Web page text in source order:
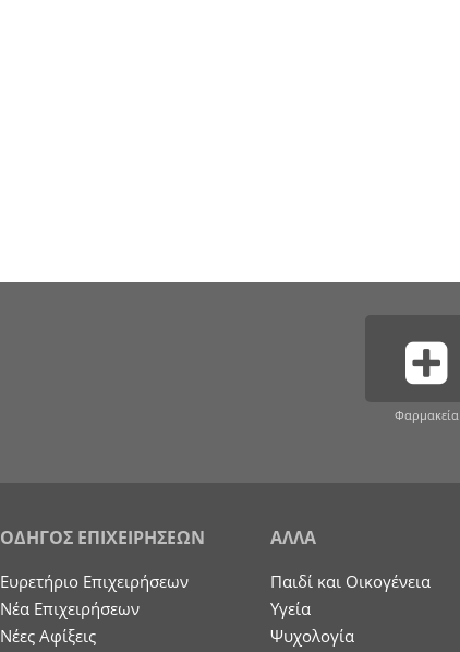
Φαρμακεία
ΟΔΗΓΟΣ ΕΠΙΧΕΙΡΗΣΕΩΝ
Ευρετήριο Επιχειρήσεων
Nέα Επιχειρήσεων
Νέες Αφίξεις
ΑΛΛΑ
Παιδί και Οικογένεια
Υγεία
Ψυχολογία